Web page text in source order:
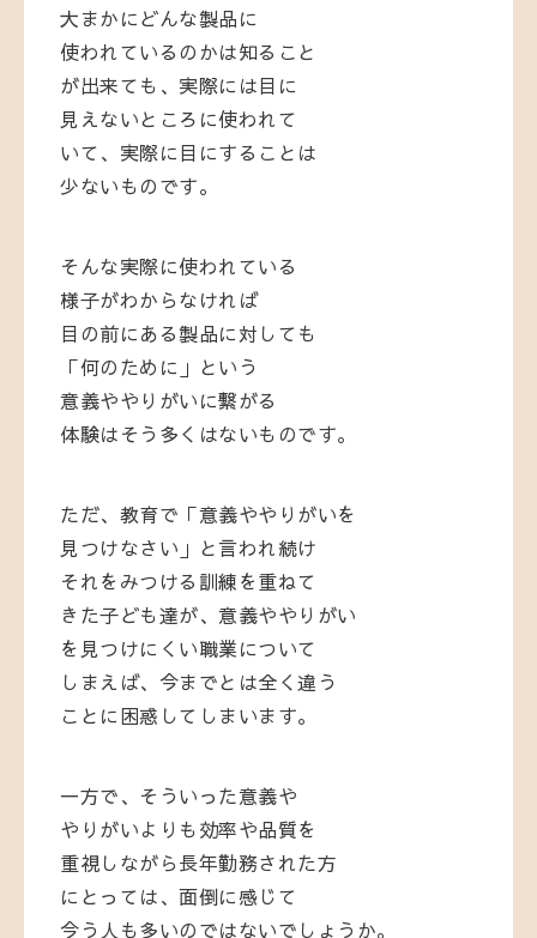
大まかにどんな製品に
使われているのかは知ること
が出来ても、実際には目に
見えないところに使われて
いて、実際に目にすることは
少ないものです。
そんな実際に使われている
様子がわからなければ
目の前にある製品に対しても
「何のために」という
意義ややりがいに繋がる
体験はそう多くはないものです。
ただ、教育で「意義ややりがいを
見つけなさい」と言われ続け
それをみつける訓練を重ねて
きた子ども達が、意義ややりがい
を見つけにくい職業について
しまえば、今までとは全く違う
ことに困惑してしまいます。
一方で、そういった意義や
やりがいよりも効率や品質を
重視しながら長年勤務された方
にとっては、面倒に感じて
今う人も多いのではないでしょうか。